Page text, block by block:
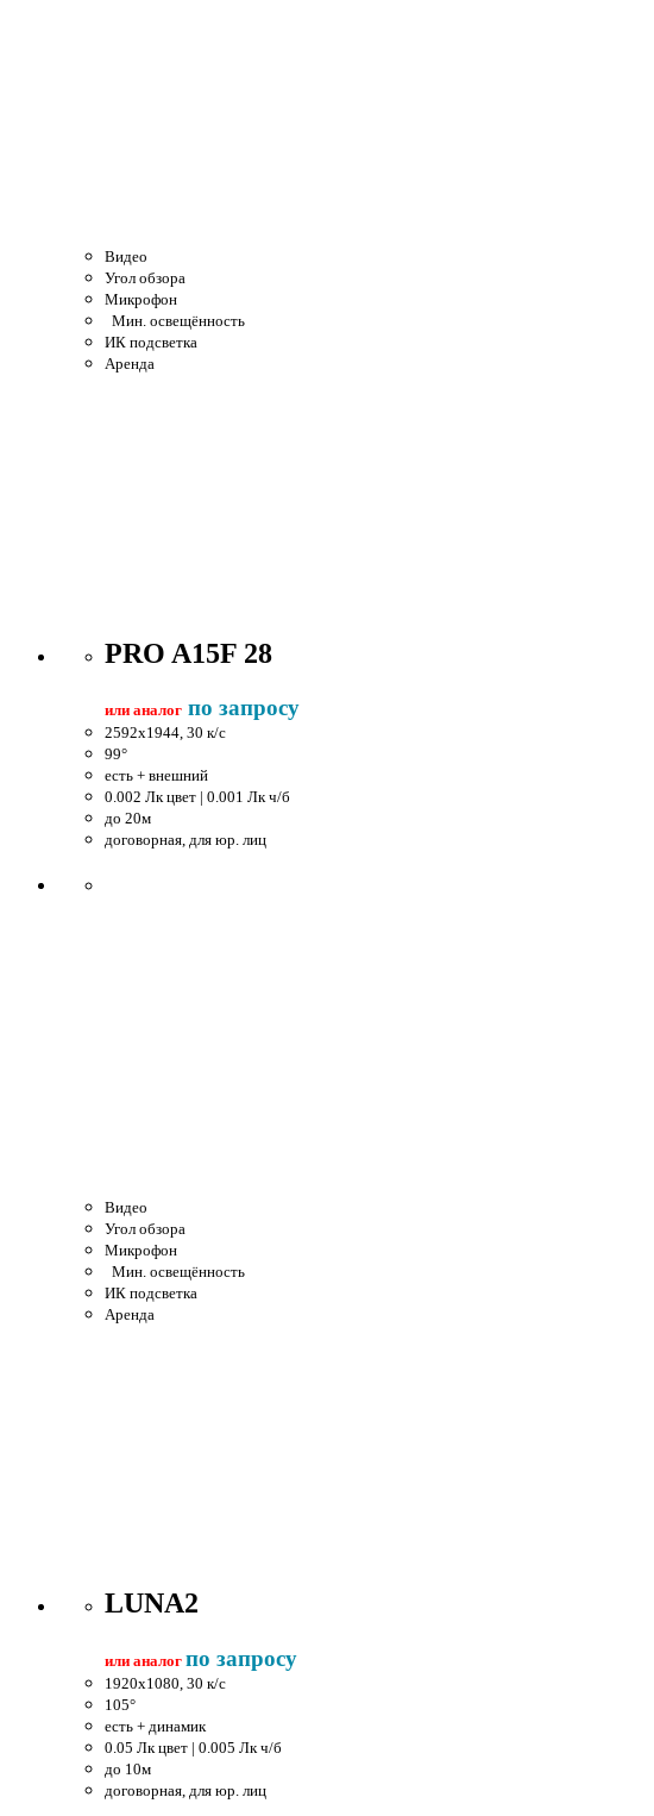
Видео
Угол обзора
Микрофон
Мин. освещённость
ИК подсветка
Аренда
PRO A15F 28
или аналог по запросу
2592x1944, 30 к/c
99°
есть + внешний
0.002 Лк цвет | 0.001 Лк ч/б
до 20м
договорная, для юр. лиц
Видео
Угол обзора
Микрофон
Мин. освещённость
ИК подсветка
Аренда
LUNA2
или аналог по запросу
1920x1080, 30 к/c
105°
есть + динамик
0.05 Лк цвет | 0.005 Лк ч/б
до 10м
договорная, для юр. лиц